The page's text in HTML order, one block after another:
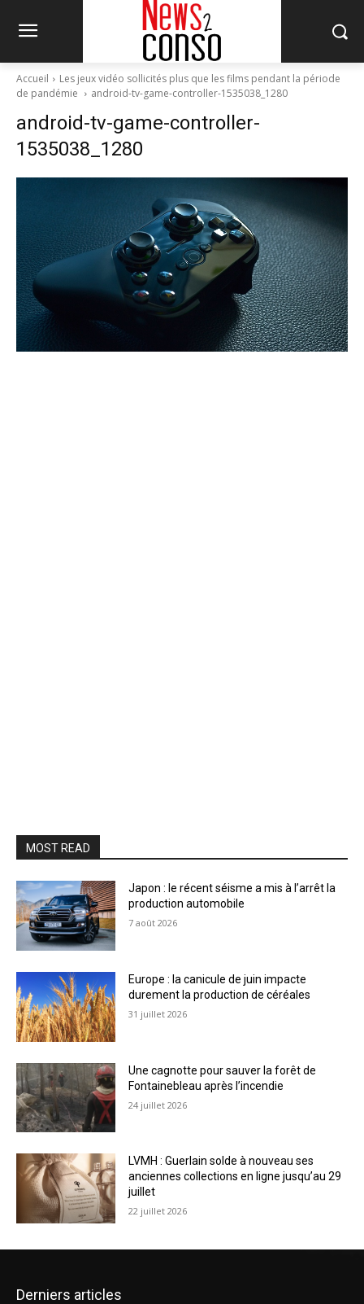
Accueil
Les jeux vidéo sollicités plus que les films pendant la période
de pandémie
android-tv-game-controller-1535038_1280
android-tv-game-controller-
1535038_1280
MOST READ
Japon : le récent séisme a mis à l’arrêt la
production automobile
7 août 2026
Europe : la canicule de juin impacte
durement la production de céréales
31 juillet 2026
Une cagnotte pour sauver la forêt de
Fontainebleau après l’incendie
24 juillet 2026
LVMH : Guerlain solde à nouveau ses
anciennes collections en ligne jusqu’au 29
juillet
22 juillet 2026
Derniers articles